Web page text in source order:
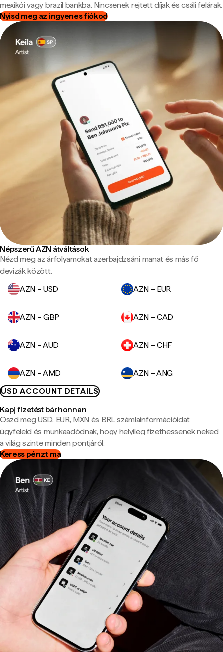
mexikói vagy brazil bankba. Nincsenek rejtett díjak és csáli felárak.
Nyisd meg az ingyenes fiókod
Népszerű AZN átváltások
Nézd meg az árfolyamokat azerbajdzsáni manat és más fő
devizák között.
AZN – USD
AZN – EUR
AZN – GBP AZN – CAD
AZN – AUD AZN – CHF
AZN – AMD
AZN – ANG
USD ACCOUNT DETAILS
Kapj fizetést bárhonnan
Oszd meg USD, EUR, MXN és BRL számlainformációidat
ügyfeleid és munkaadódnak, hogy helyileg fizethessenek neked
a világ szinte minden pontjáról.
Keress pénzt ma